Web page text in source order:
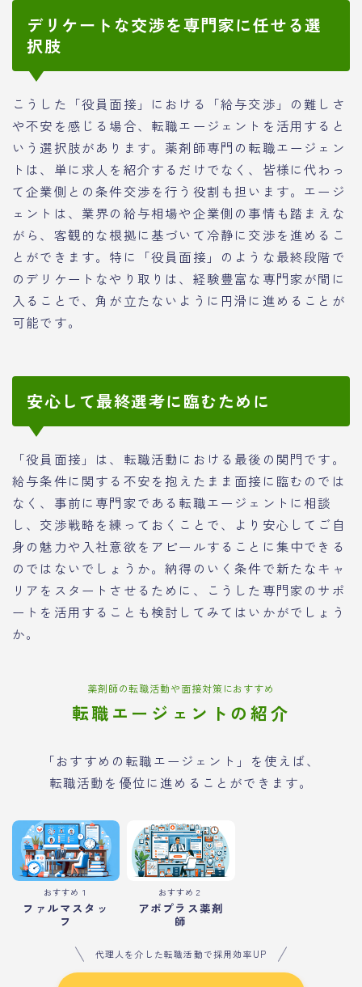
デリケートな交渉を専門家に任せる選
択肢
こうした「役員面接」における「給与交渉」の難しさ
や不安を感じる場合、転職エージェントを活用すると
いう選択肢があります。薬剤師専門の転職エージェン
トは、単に求人を紹介するだけでなく、皆様に代わっ
て企業側との条件交渉を行う役割も担います。エージ
ェントは、業界の給与相場や企業側の事情も踏まえな
がら、客観的な根拠に基づいて冷静に交渉を進めるこ
とができます。特に「役員面接」のような最終段階で
のデリケートなやり取りは、経験豊富な専門家が間に
入ることで、角が立たないように円滑に進めることが
可能です。
安心して最終選考に臨むために
「役員面接」は、転職活動における最後の関門です。
給与条件に関する不安を抱えたまま面接に臨むのでは
なく、事前に専門家である転職エージェントに相談
し、交渉戦略を練っておくことで、より安心してご自
身の魅力や入社意欲をアピールすることに集中できる
のではないでしょうか。納得のいく条件で新たなキャ
リアをスタートさせるために、こうした専門家のサポ
ートを活用することも検討してみてはいかがでしょう
か。
薬剤師の転職活動や面接対策におすすめ
転職エージェントの紹介
「おすすめの転職エージェント」を使えば、
転職活動を優位に進めることができます。
おすすめ１
ファルマスタッ
フ
おすすめ２
アポプラス薬剤
師
代理人を介した転職活動で採用効率UP